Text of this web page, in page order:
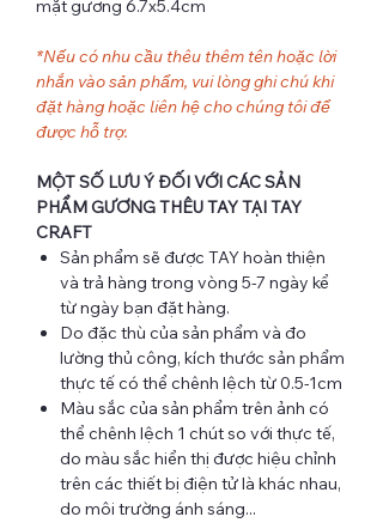
mặt gương 6.7x5.4cm
*Nếu có nhu cầu thêu thêm tên hoặc lời
nhắn vào sản phẩm, vui lòng ghi chú khi
đặt hàng hoặc liên hệ cho chúng tôi để
được hỗ trợ.
MỘT SỐ LƯU Ý ĐỐI VỚI CÁC SẢN
PHẨM GƯƠNG THÊU TAY TẠI TAY
CRAFT
Sản phẩm sẽ được TAY hoàn thiện
và trả hàng trong vòng 5-7 ngày kể
từ ngày bạn đặt hàng.
Do đặc thù của sản phẩm và đo
lường thủ công, kích thước sản phẩm
thực tế có thể chênh lệch từ 0.5-1cm
Màu sắc của sản phẩm trên ảnh có
thể chênh lệch 1 chút so với thực tế,
do màu sắc hiển thị được hiệu chỉnh
trên các thiết bị điện tử là khác nhau,
do môi trường ánh sáng...